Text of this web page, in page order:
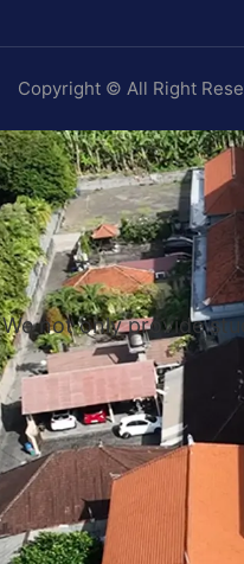
Copyright © All Right
We not only provide